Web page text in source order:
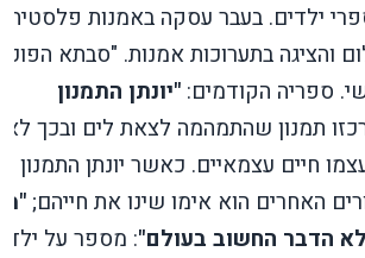
ילדים. בעבר עסקה באמנות פלסטית,
והציגה בתערוכות אמנות. "סבתא
ספריה הקודמים: "יונתן התמנון
תמנון שהתמהמה לצאת לים ובכך לא
חיים עצמאיים. כאשר יונתן התמנון
האחרים הוא אימו שינו את חייהם;
הדבר החשוב בעולם": מספר על ילד